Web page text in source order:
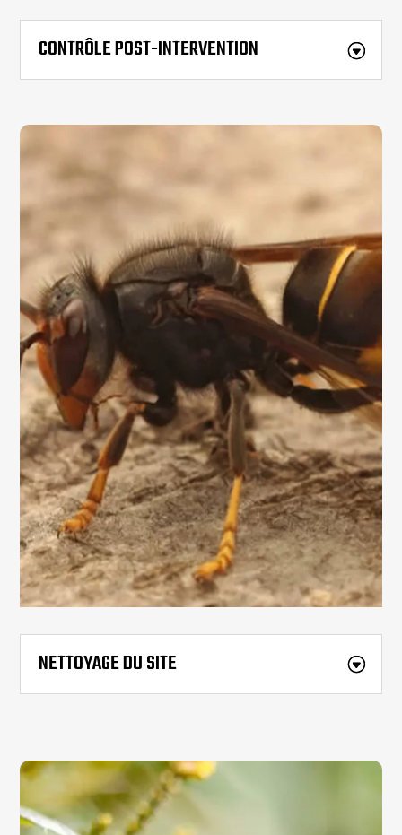
CONTRÔLE POST-INTERVENTION
NETTOYAGE DU SITE